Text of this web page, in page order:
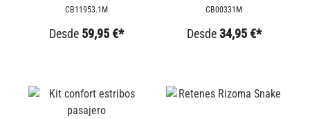
CB11953.1M
Desde 59,95 €*
CB00331M
Desde34,95 €*